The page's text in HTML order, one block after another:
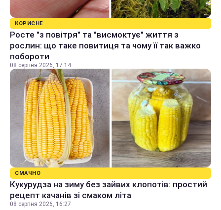
КОРИСНЕ
Росте "з повітря" та "висмоктує" життя з
рослин: що таке повитиця та чому її так важко
побороти
08 серпня 2026, 17:14
СМАЧНО
Кукурудза на зиму без зайвих клопотів: простий
рецепт качанів зі смаком літа
08 серпня 2026, 16:27